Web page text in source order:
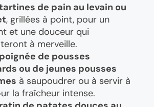
de pain au levain ou
, grillées à point, pour un
et une douceur qui
à merveille.
de pousses
ou de jeunes pousses
à saupoudrer ou à servir à
la fraîcheur intense.